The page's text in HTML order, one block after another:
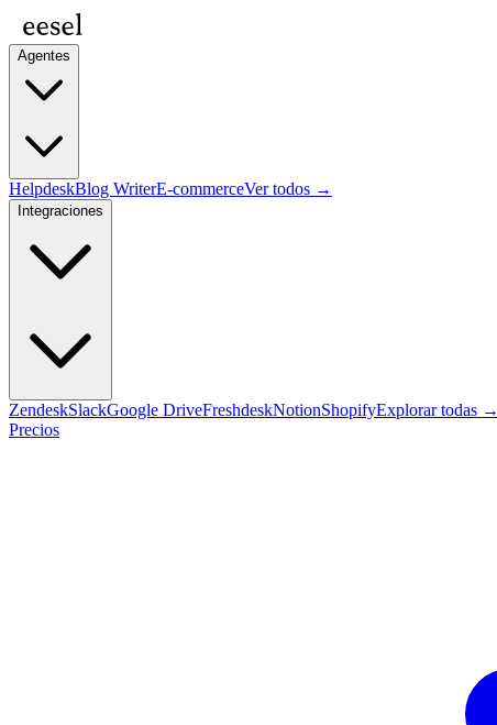
Agentes
HelpdeskBlog WriterE-commerceVer todos →
Integraciones
ZendeskSlackGoogle DriveFreshdeskNotionShopifyExplorar todas →
Precios